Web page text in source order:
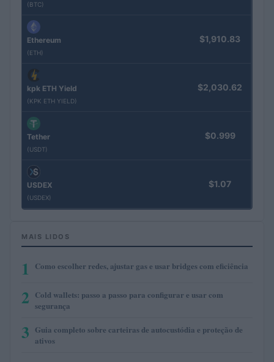
(BTC)
Ethereum
(ETH)
$1,910.83
kpk ETH Yield
(KPK ETH YIELD)
$2,030.62
Tether
(USDT)
$0.999
USDEX
(USDEX)
$1.07
MAIS LIDOS
1 Como escolher redes, ajustar gas e usar bridges com eficiência
2 Cold wallets: passo a passo para configurar e usar com
segurança
3 Guia completo sobre carteiras de autocustódia e proteção de
ativos